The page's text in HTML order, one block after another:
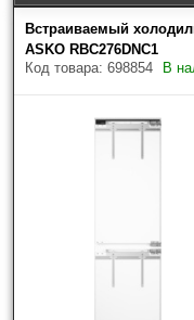
Встраиваемый
ASKO RBC276DNC1
Код товара: 698854
В